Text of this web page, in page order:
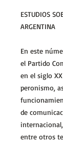
ESTUDIOS
ARGENTINA
En este
el Partido
en el siglo
peronismo,
de
entre otros